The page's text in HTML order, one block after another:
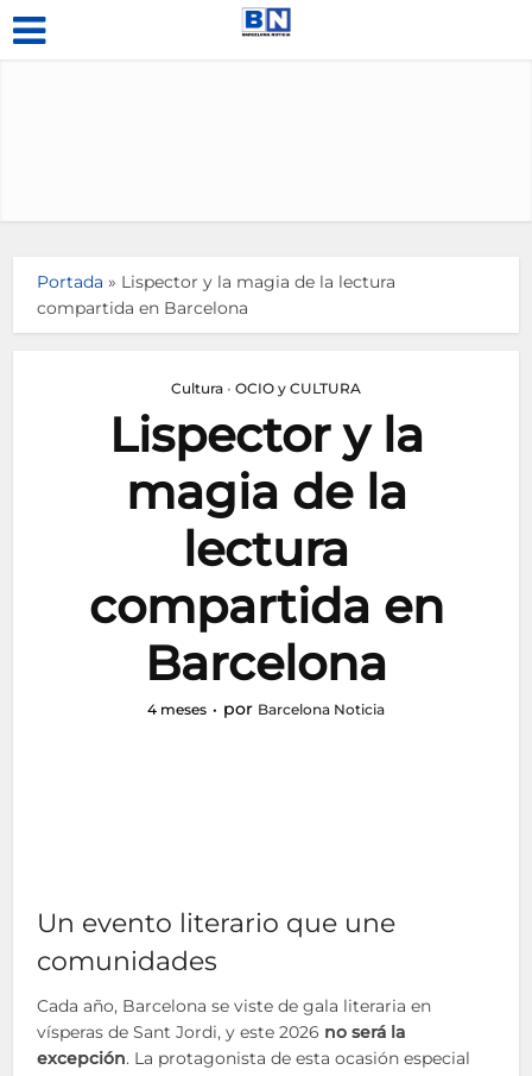
Portada » Lispector y la magia de la lectura
compartida en Barcelona
Cultura • OCIO y CULTURA
Lispector y la
magia de la
lectura
compartida en
Barcelona
4 meses por Barcelona Noticia
Un evento literario que une
comunidades
Cada año, Barcelona se viste de gala literaria en
vísperas de Sant Jordi, y este 2026 no será la
excepción. La protagonista de esta ocasión especial